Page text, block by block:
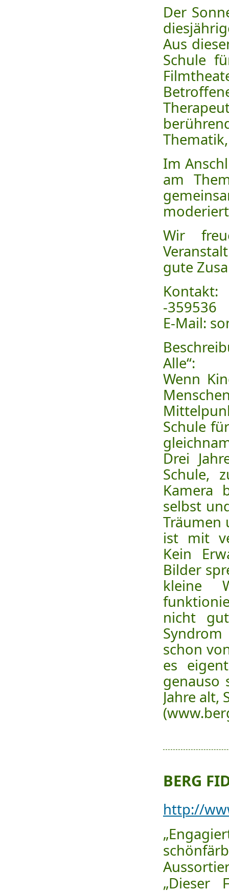
Der
Aus
Schule
Im
am
Wir
gute
-359536
E-Mail:
Alle“:
Wenn
Schule
Drei
Schule,
Kamera
selbst
Träumen
ist mit
Kein
Bilder
kleine
nicht
schon
es
genauso
Jahre alt,
BERG
http://
„Dieser